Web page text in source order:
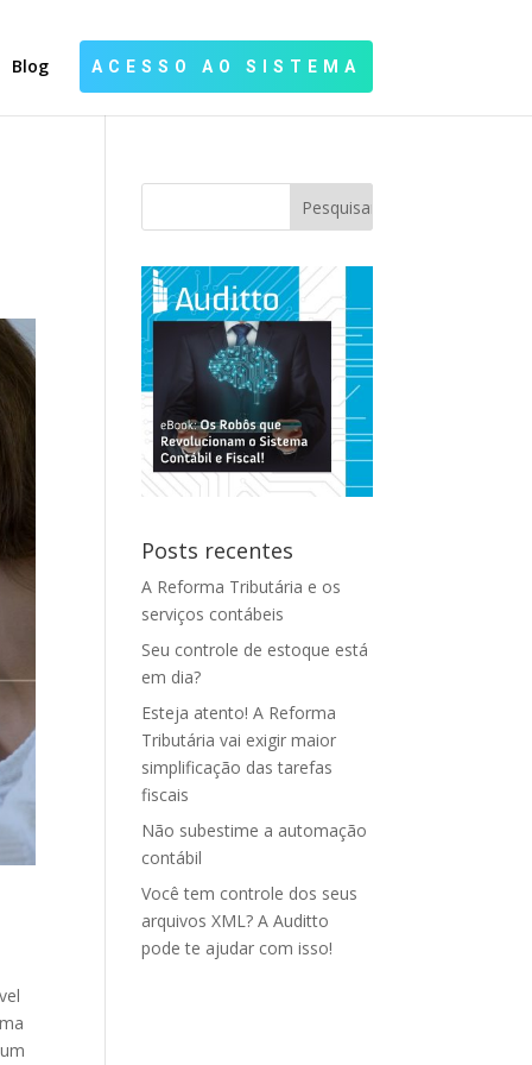
Blog ACESSO AO SISTEMA
Posts recentes
A Reforma Tributária e os
serviços contábeis
Seu controle de estoque está
em dia?
Esteja atento! A Reforma
Tributária vai exigir maior
simplificação das tarefas
fiscais
Não subestime a automação
contábil
Você tem controle dos seus
arquivos XML? A Auditto
pode te ajudar com isso!